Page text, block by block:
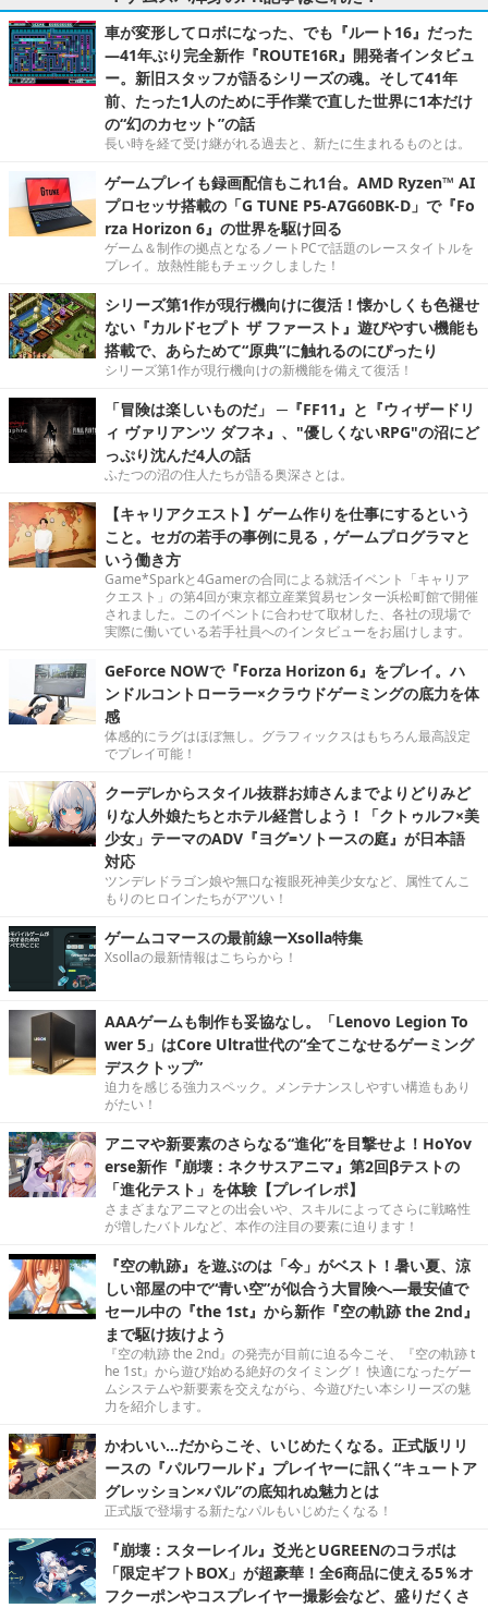
車が変形してロボになった、でも『ルート16』だった
―41年ぶり完全新作『ROUTE16R』開発者インタビュ
ー。新旧スタッフが語るシリーズの魂。そして41年
前、たった1人のために手作業で直した世界に1本だけ
の“幻のカセット”の話
長い時を経て受け継がれる過去と、新たに生まれるものとは。
ゲームプレイも録画配信もこれ1台。AMD Ryzen™ AI
プロセッサ搭載の「G TUNE P5-A7G60BK-D」で『Fo
rza Horizon 6』の世界を駆け回る
ゲーム＆制作の拠点となるノートPCで話題のレースタイトルを
プレイ。放熱性能もチェックしました！
シリーズ第1作が現行機向けに復活！懐かしくも色褪せ
ない『カルドセプト ザ ファースト』遊びやすい機能も
搭載で、あらためて“原典”に触れるのにぴったり
シリーズ第1作が現行機向けの新機能を備えて復活！
「冒険は楽しいものだ」 ─『FF11』と『ウィザードリ
ィ ヴァリアンツ ダフネ』、"優しくないRPG"の沼にど
っぷり沈んだ4人の話
ふたつの沼の住人たちが語る奥深さとは。
【キャリアクエスト】ゲーム作りを仕事にするという
こと。セガの若手の事例に見る，ゲームプログラマと
いう働き方
Game*Sparkと4Gamerの合同による就活イベント「キャリア
クエスト」の第4回が東京都立産業貿易センター浜松町館で開催
されました。このイベントに合わせて取材した、各社の現場で
実際に働いている若手社員へのインタビューをお届けします。
GeForce NOWで『Forza Horizon 6』をプレイ。ハ
ンドルコントローラー×クラウドゲーミングの底力を体
感
体感的にラグはほぼ無し。グラフィックスはもちろん最高設定
でプレイ可能！
クーデレからスタイル抜群お姉さんまでよりどりみど
りな人外娘たちとホテル経営しよう！「クトゥルフ×美
少女」テーマのADV『ヨグ=ソトースの庭』が日本語
対応
ツンデレドラゴン娘や無口な複眼死神美少女など、属性てんこ
もりのヒロインたちがアツい！
ゲームコマースの最前線ーXsolla特集
Xsollaの最新情報はこちらから！
AAAゲームも制作も妥協なし。「Lenovo Legion To
wer 5」はCore Ultra世代の“全てこなせるゲーミング
デスクトップ”
迫力を感じる強力スペック。メンテナンスしやすい構造もあり
がたい！
アニマや新要素のさらなる“進化”を目撃せよ！HoYov
erse新作『崩壊：ネクサスアニマ』第2回βテストの
「進化テスト」を体験【プレイレポ】
さまざまなアニマとの出会いや、スキルによってさらに戦略性
が増したバトルなど、本作の注目の要素に迫ります！
『空の軌跡』を遊ぶのは「今」がベスト！暑い夏、涼
しい部屋の中で“青い空”が似合う大冒険へ―最安値で
セール中の『the 1st』から新作『空の軌跡 the 2nd』
まで駆け抜けよう
『空の軌跡 the 2nd』の発売が目前に迫る今こそ、『空の軌跡 t
he 1st』から遊び始める絶好のタイミング！ 快適になったゲー
ムシステムや新要素を交えながら、今遊びたい本シリーズの魅
力を紹介します。
かわいい…だからこそ、いじめたくなる。正式版リリ
ースの『パルワールド』プレイヤーに訊く“キュートア
グレッション×パル”の底知れぬ魅力とは
正式版で登場する新たなパルもいじめたくなる！
『崩壊：スターレイル』爻光とUGREENのコラボは
「限定ギフトBOX」が超豪華！全6商品に使える5％オ
フクーポンやコスプレイヤー撮影会など、盛りだくさ